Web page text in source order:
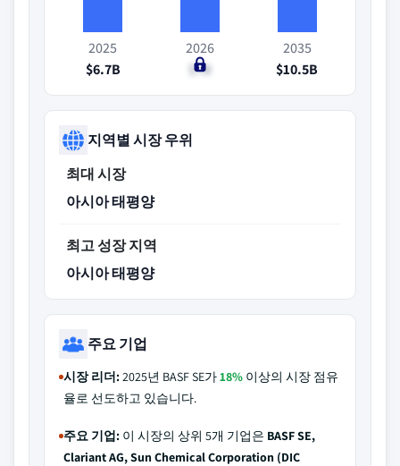
2025
$6.7B
2026
$7B
2035
$10.5B
지역별 시장 우위
최대 시장
아시아 태평양
최고 성장 지역
아시아 태평양
주요 기업
시장 리더:2025년 BASF SE가18% 이상의 시장 점유
율로 선도하고 있습니다.
주요 기업: 이 시장의 상위 5개 기업은 BASF SE,
Clariant AG, Sun Chemical Corporation (DIC